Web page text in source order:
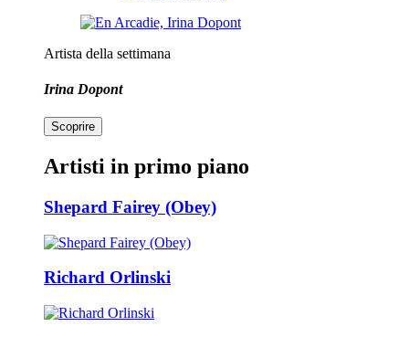
Artista della settimana
Irina Dopont
Scoprire
Artisti in primo piano
Shepard Fairey (Obey)
Richard Orlinski